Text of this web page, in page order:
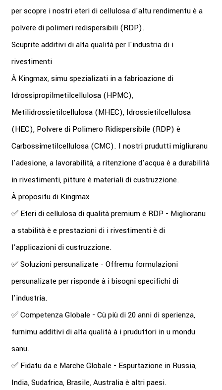
per scopre i nostri eteri di cellulosa d'altu rendimentu è a
polvere di polimeri redispersibili (RDP).
Scuprite additivi di alta qualità per l'industria di i
rivestimenti
À Kingmax, simu spezializati in a fabricazione di
Idrossipropilmetilcellulosa (HPMC),
Metilidrossietilcellulosa (MHEC), Idrossietilcellulosa
(HEC), Polvere di Polimero Ridispersibile (RDP) è
Carbossimetilcellulosa (CMC). I nostri prudutti migliuranu
l'adesione, a lavorabilità, a ritenzione d'acqua è a durabilità
in rivestimenti, pitture è materiali di custruzzione.
À propositu di Kingmax
✅ Eteri di cellulosa di qualità premium è RDP - Miglioranu
a stabilità è e prestazioni di i rivestimenti è di
l'applicazioni di custruzzione.
✅ Soluzioni persunalizate - Offremu formulazioni
persunalizate per risponde à i bisogni specifichi di
l'industria.
✅ Competenza Globale - Cù più di 20 anni di sperienza,
furnimu additivi di alta qualità à i pruduttori in u mondu
sanu.
✅ Fidatu da e Marche Globale - Espurtazione in Russia,
India, Sudafrica, Brasile, Australia è altri paesi.